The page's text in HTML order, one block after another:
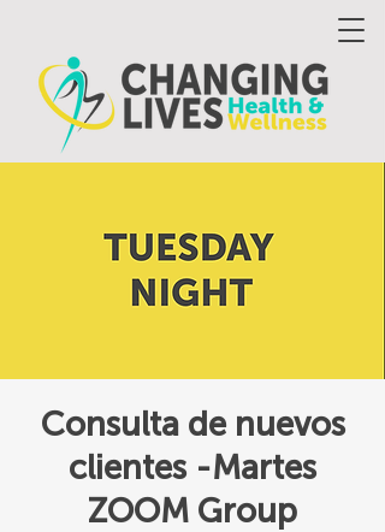
Consulta de nuevos
clientes -Martes
ZOOM Group